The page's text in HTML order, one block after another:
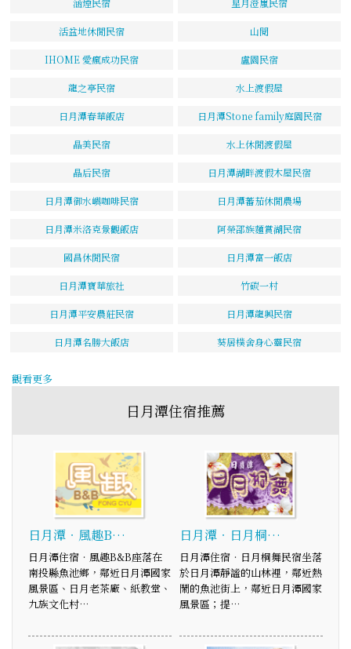
活盆地休閒民宿 山閱
IHOME 愛瘋成功民宿 盧園民宿
龍之亭民宿 水上渡假屋
日月潭春華飯店 日月潭Stone family庭園民宿
晶美民宿 水上休閒渡假屋
晶后民宿 日月潭湖畔渡假木屋民宿
日月潭御水嶼咖啡民宿 日月潭蕃茄休閒農場
日月潭米洛克景觀飯店 阿榮邵族麵賞湖民宿
國昌休閒民宿 日月潭富一飯店
日月潭寶華旅社 竹碳一村
日月潭平安農莊民宿 日月潭龍興民宿
日月潭名勝大飯店 葵居樸舍身心靈民宿
觀看更多
日月潭住宿推薦
日月潭‧風趣B…
日月潭住宿‧風趣B&B座落在
南投縣魚池鄉，鄰近日月潭國家
風景區、日月老茶廠、紙教堂、
九族文化村…
日月潭‧日月桐…
日月潭住宿‧日月桐舞民宿坐落
於日月潭靜謐的山林裡，鄰近熱
鬧的魚池街上，鄰近日月潭國家
風景區；提…